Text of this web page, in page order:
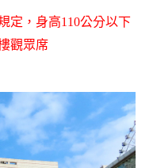
定，身高110公分以下
觀眾席